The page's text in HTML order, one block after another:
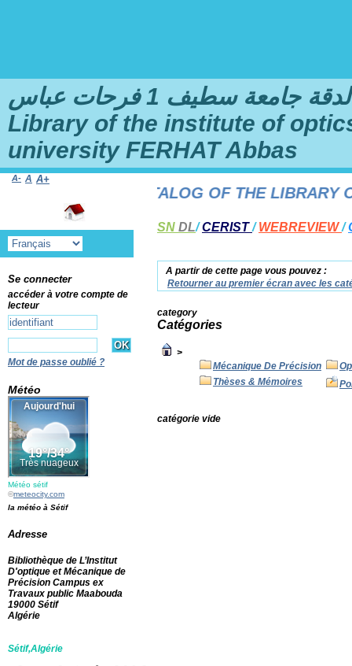
سطيف 1 فرحات عباس
Library of the institute of
university FERHAT Abbas
SN DL/CERIST/WEBREVIEW/
A partir de cette page vous pouvez :
Retourner au premier écran avec les
category
Catégories
>
Mécanique De Précision
Thèses & Mémoires
catégorie vide
THE ONLINE CATALOG OF THE LIBRARY
A- A A+
Se connecter
accéder à votre compte de
lecteur
Mot de passe oublié ?
Météo
Météo sétif
©meteocity.com
la météo à Sétif
Adresse
Bibliothèque de L’Institut
D'optique et Mécanique de
Précision Campus ex
Travaux public Maabouda
19000 Sétif
Algérie
Sétif,Algérie